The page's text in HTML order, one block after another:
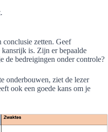
conclusie zetten. Geef
is. Zijn er bepaalde
de bedreigingen onder controle?
onderbouwen, ziet de lezer
ook een goede kans om je